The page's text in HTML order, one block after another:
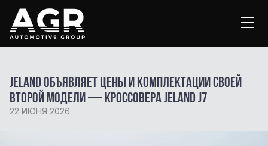
JELAND объявляет цены и комплектации своей
второй модели — кроссовера JELAND J7
22 ИЮНЯ 2026